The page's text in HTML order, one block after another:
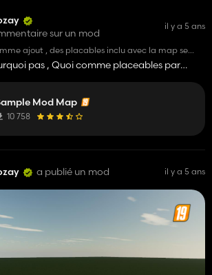
sur un mod
il y a 5 ans
ajout , des placables inclu avec la map se
cool si t'arrives a faire ça
pas , Quoi comme placeables par
Mod Map
10 758
a publié un mod il y a 5 ans